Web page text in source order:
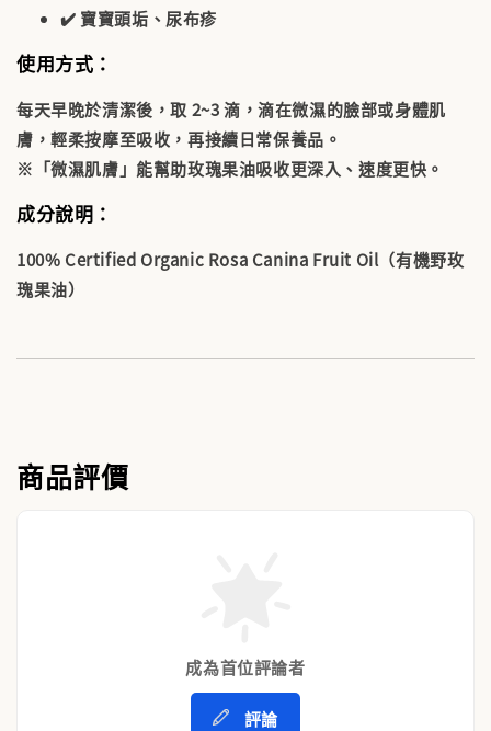
✔️ 寶寶頭垢、尿布疹
使用方式：
每天早晚於清潔後，取 2~3 滴 ，滴在微濕的臉部或身體肌
膚，輕柔按摩至吸收，再接續日常保養品。
※「微濕肌膚」能幫助玫瑰果油吸收更深入、速度更快。
成分說明：
100% Certified Organic Rosa Canina Fruit Oil （有機野玫
瑰果油）
商品評價
成為首位評論者
評論